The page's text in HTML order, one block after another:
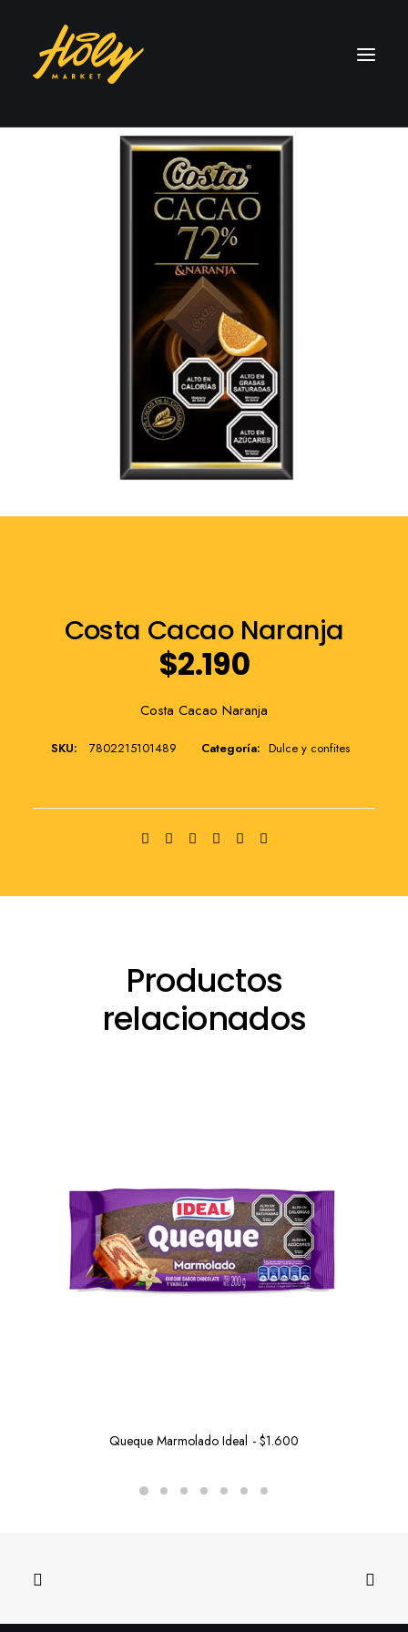
Costa Cacao Naranja
$2.190
Costa Cacao Naranja
SKU: 7802215101489 Categoría: Dulce y confites
Productos
relacionados
Queque Marmolado Ideal $1.600